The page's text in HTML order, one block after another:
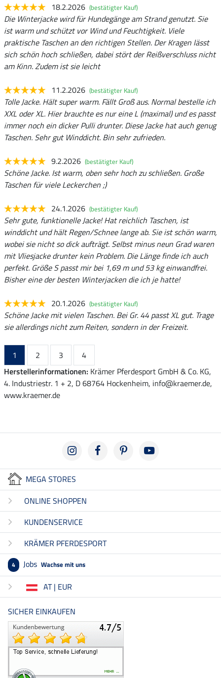
18.2.2026 (bestätigter Kauf)
Die Winterjacke wird für Hundegänge am Strand genutzt. Sie
ist warm und schützt vor Wind und Feuchtigkeit. Viele
praktische Taschen an den richtigen Stellen. Der Kragen lässt
sich schön hoch schließen, dabei stört der Reißverschluss nicht
am Kinn. Zudem ist sie leicht
11.2.2026 (bestätigter Kauf)
Tolle Jacke. Hält super warm. Fällt Groß aus. Normal bestelle ich
XXL oder XL. Hier brauchte es nur eine L (maximal) und es passt
immer noch ein dicker Pulli drunter. Diese Jacke hat auch genug
Taschen. Sehr gut Winddicht. Bin sehr zufrieden.
9.2.2026 (bestätigter Kauf)
Schöne Jacke. Ist warm, oben sehr hoch zu schließen. Große
Taschen für viele Leckerchen ;)
24.1.2026 (bestätigter Kauf)
Sehr gute, funktionelle Jacke! Hat reichlich Taschen, ist
winddicht und hält Regen/Schnee lange ab. Sie ist schön warm,
wobei sie nicht so dick aufträgt. Selbst minus neun Grad waren
mit Vliesjacke drunter kein Problem. Die Länge finde ich auch
perfekt. Größe S passt mir bei 1,69 m und 53 kg einwandfrei.
Bisher eine der besten Winterjacken die ich je hatte!
20.1.2026 (bestätigter Kauf)
Schöne Jacke mit vielen Taschen. Bei Gr. 44 passt XL gut. Trage
sie allerdings nicht zum Reiten, sondern in der Freizeit.
1 2 3
4
Herstellerinformationen: Krämer Pferdesport GmbH & Co. KG,
4. Industriestr. 1 + 2, D 68764 Hockenheim, info@kraemer.de,
www.kraemer.de
MEGA STORES
ONLINE SHOPPEN
KUNDENSERVICE
KRÄMER PFERDESPORT
4 Jobs Wachse mit uns
AT | EUR
SICHER EINKAUFEN